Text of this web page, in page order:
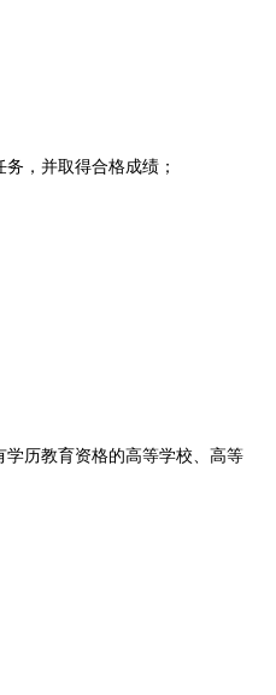
，并取得合格成绩；
历教育资格的高等学校、高等